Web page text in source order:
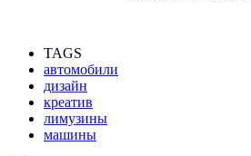
TAGS
автомобили
дизайн
креатив
лимузины
машины